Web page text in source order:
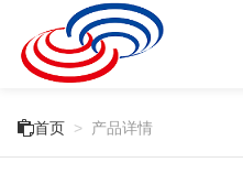
首页 > 产品详情